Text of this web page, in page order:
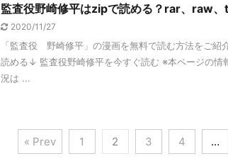
監査役野崎修平はzipで読める？rar、raw
2020/11/27
「監査役 野崎修平」の漫画を無料で読む方法をご
読める↓ 監査役野崎修平を今すぐ読む ※本ページの情
況は ...
« Prev 1 2 3 4 …